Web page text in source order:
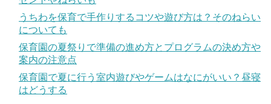
うちわを保育で手作りするコツや遊び方は？そのねらい
についても
保育園の夏祭りで準備の進め方とプログラムの決め方や
案内の注意点
保育園で夏に行う室内遊びやゲームはなにがいい？昼寝
はどうする